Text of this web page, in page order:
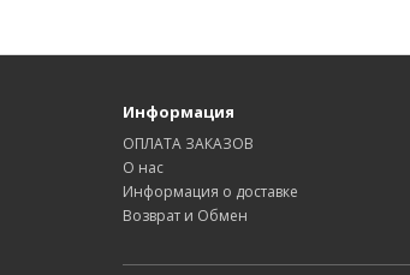
Информация
ОПЛАТА ЗАКАЗОВ
О нас
Информация о доставке
Возврат и Обмен